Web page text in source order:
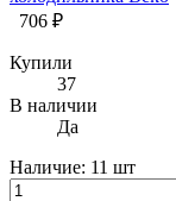
706 ₽
Купили
37
В наличии
Да
Наличие: 11 шт